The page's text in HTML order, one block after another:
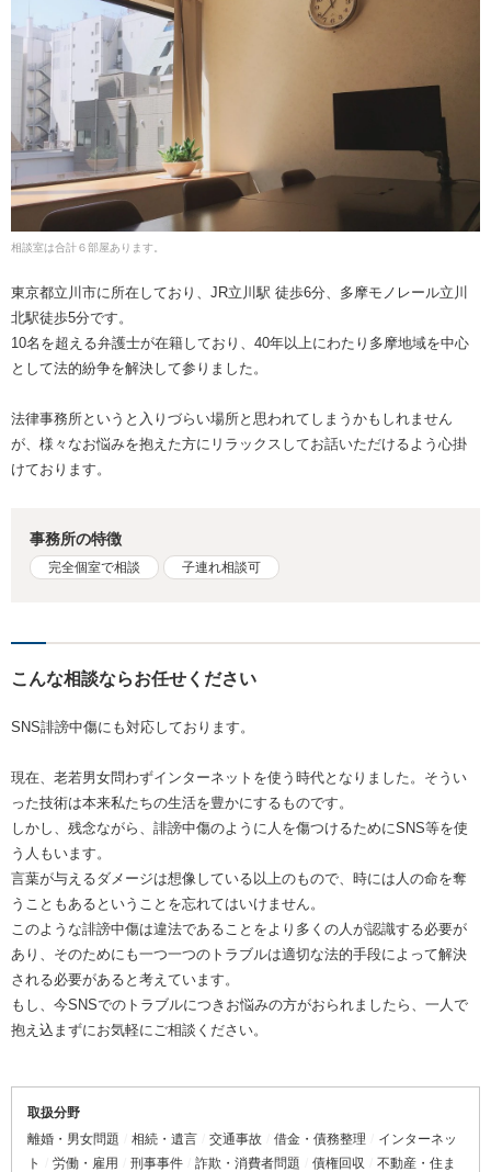
相談室は合計６部屋あります。
東京都立川市に所在しており、JR立川駅 徒歩6分、多摩モノレール立川
北駅徒歩5分です。
10名を超える弁護士が在籍しており、40年以上にわたり多摩地域を中心
として法的紛争を解決して参りました。
法律事務所というと入りづらい場所と思われてしまうかもしれません
が、様々なお悩みを抱えた方にリラックスしてお話いただけるよう心掛
けております。
事務所の特徴
完全個室で相談 子連れ相談可
こんな相談ならお任せください
SNS誹謗中傷にも対応しております。
現在、老若男女問わずインターネットを使う時代となりました。そうい
った技術は本来私たちの生活を豊かにするものです。
しかし、残念ながら、誹謗中傷のように人を傷つけるためにSNS等を使
う人もいます。
言葉が与えるダメージは想像している以上のもので、時には人の命を奪
うこともあるということを忘れてはいけません。
このような誹謗中傷は違法であることをより多くの人が認識する必要が
あり、そのためにも一つ一つのトラブルは適切な法的手段によって解決
される必要があると考えています。
もし、今SNSでのトラブルにつきお悩みの方がおられましたら、一人で
抱え込まずにお気軽にご相談ください。
取扱分野
離婚・男女問題
相続・遺言 交通事故 借金・債務整理
インターネッ
ト
労働・雇用 刑事事件 詐欺・消費者問題 債権回収
不動産・住ま